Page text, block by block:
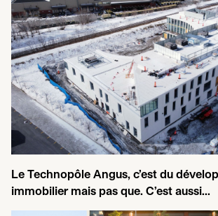
Le Technopôle Angus, c’est du
immobilier mais pas que. C’est aussi…